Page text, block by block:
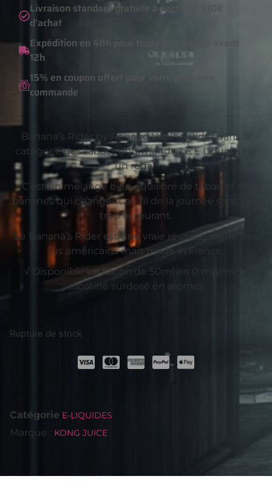
Livraison standard gratuite à partir de 100€
d'achat
Expédition en 48h pour toute commande avant
12h
15% en coupon offert pour votre première
commande
Banana’s Rider by Renaud Vaping Rider dans la
catégorie des tabacs gourmands, ce E Liquide est
un régal!
C’est un mélange bien équilibré de tabac et de
bananes qui changent au fil de la journée sans être
trop écœurant.
Le Banana’s Rider est une vraie réussite digne des
jus américains mais made in France.
√ Disponible en flacon de 50ml en 0 mg/ml de
nicotine surdosé en arômes
Rupture de stock
Catégorie E-LIQUIDES
Marque : KONG JUICE